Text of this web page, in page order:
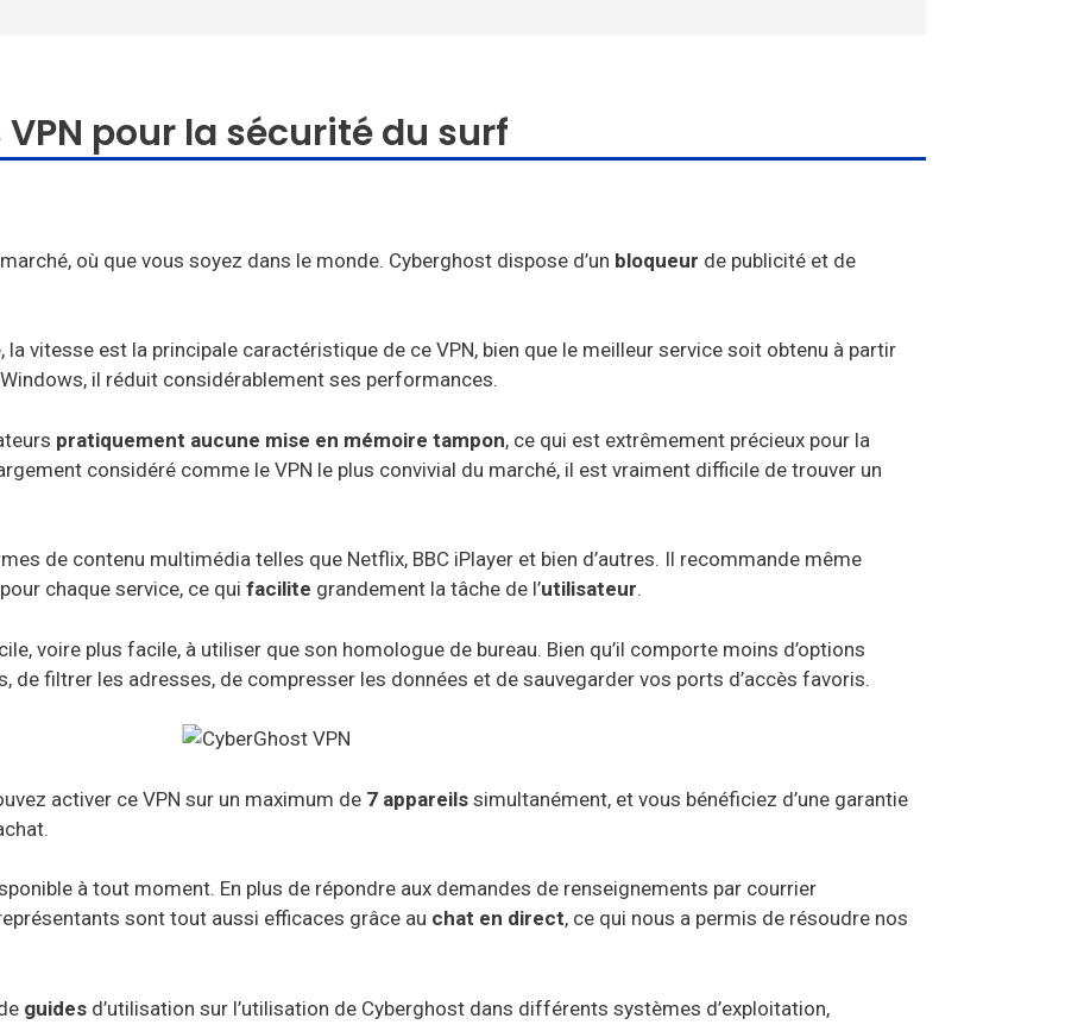
pour la sécurité du surf
où que vous soyez dans le monde. Cyberghost dispose d’un bloqueur de publicité et de
la vitesse est la principale caractéristique de ce VPN, bien que le meilleur service soit obtenu à partir
il réduit considérablement ses performances.
pratiquement aucune mise en mémoire tampon, ce qui est extrêmement précieux pour la
considéré comme le VPN le plus convivial du marché, il est vraiment difficile de trouver un
de contenu multimédia telles que Netflix, BBC iPlayer et bien d’autres. Il recommande même
chaque service, ce qui facilite grandement la tâche de l’utilisateur.
voire plus facile, à utiliser que son homologue de bureau. Bien qu’il comporte moins d’options
de filtrer les adresses, de compresser les données et de sauvegarder vos ports d’accès favoris.
activer ce VPN sur un maximum de 7 appareils simultanément, et vous bénéficiez d’une garantie
à tout moment. En plus de répondre aux demandes de renseignements par courrier
sont tout aussi efficaces grâce au chat en direct, ce qui nous a permis de résoudre nos
guides d’utilisation sur l’utilisation de Cyberghost dans différents systèmes d’exploitation,